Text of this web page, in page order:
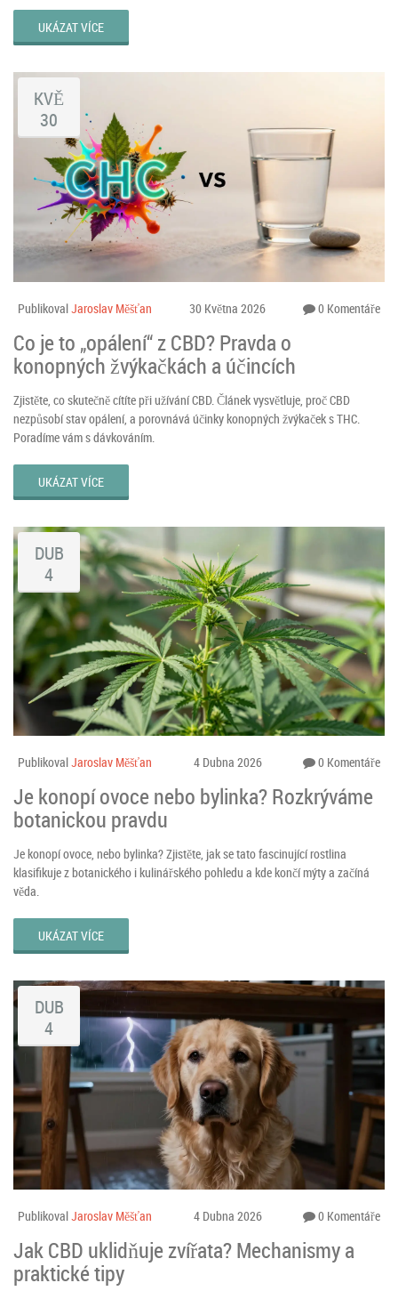
UKÁZAT VÍCE
KVĚ
30
PublikovalJaroslav Měšťan 30 Května 2026 0 Komentáře
Co je to „opálení“ z CBD? Pravda o
konopných žvýkačkách a účincích
Zjistěte, co skutečně cítíte při užívání CBD. Článek vysvětluje, proč CBD
nezpůsobí stav opálení, a porovnává účinky konopných žvýkaček s THC.
Poradíme vám s dávkováním.
UKÁZAT VÍCE
DUB
4
PublikovalJaroslav Měšťan 4 Dubna 2026 0 Komentáře
Je konopí ovoce nebo bylinka? Rozkrýváme
botanickou pravdu
Je konopí ovoce, nebo bylinka? Zjistěte, jak se tato fascinující rostlina
klasifikuje z botanického i kulinářského pohledu a kde končí mýty a začíná
věda.
UKÁZAT VÍCE
DUB
4
PublikovalJaroslav Měšťan 4 Dubna 2026 0 Komentáře
Jak CBD uklidňuje zvířata? Mechanismy a
praktické tipy